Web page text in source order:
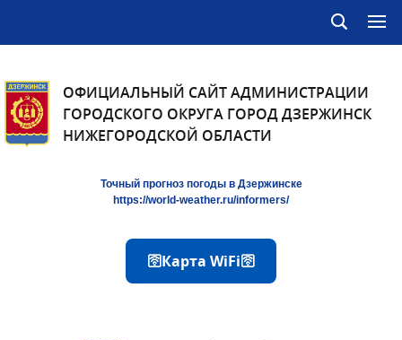
ОФИЦИАЛЬНЫЙ САЙТ АДМИНИСТРАЦИИ
ГОРОДСКОГО ОКРУГА ГОРОД ДЗЕРЖИНСК
НИЖЕГОРОДСКОЙ ОБЛАСТИ
Точный прогноз погоды в Дзержинске
https://world-weather.ru/informers/
🛜Карта WiFi🛜